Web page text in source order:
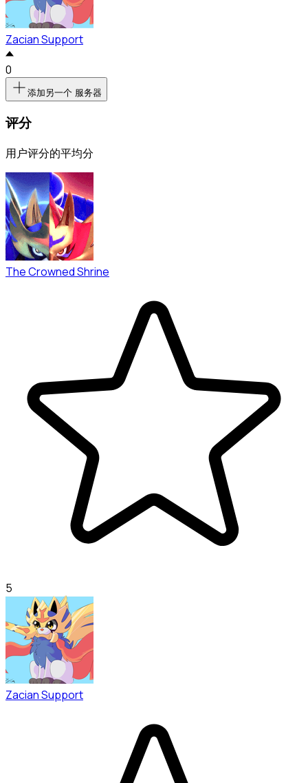
Zacian Support
0
添加另一个 服务器
评分
用户评分的平均分
The Crowned Shrine
5
Zacian Support